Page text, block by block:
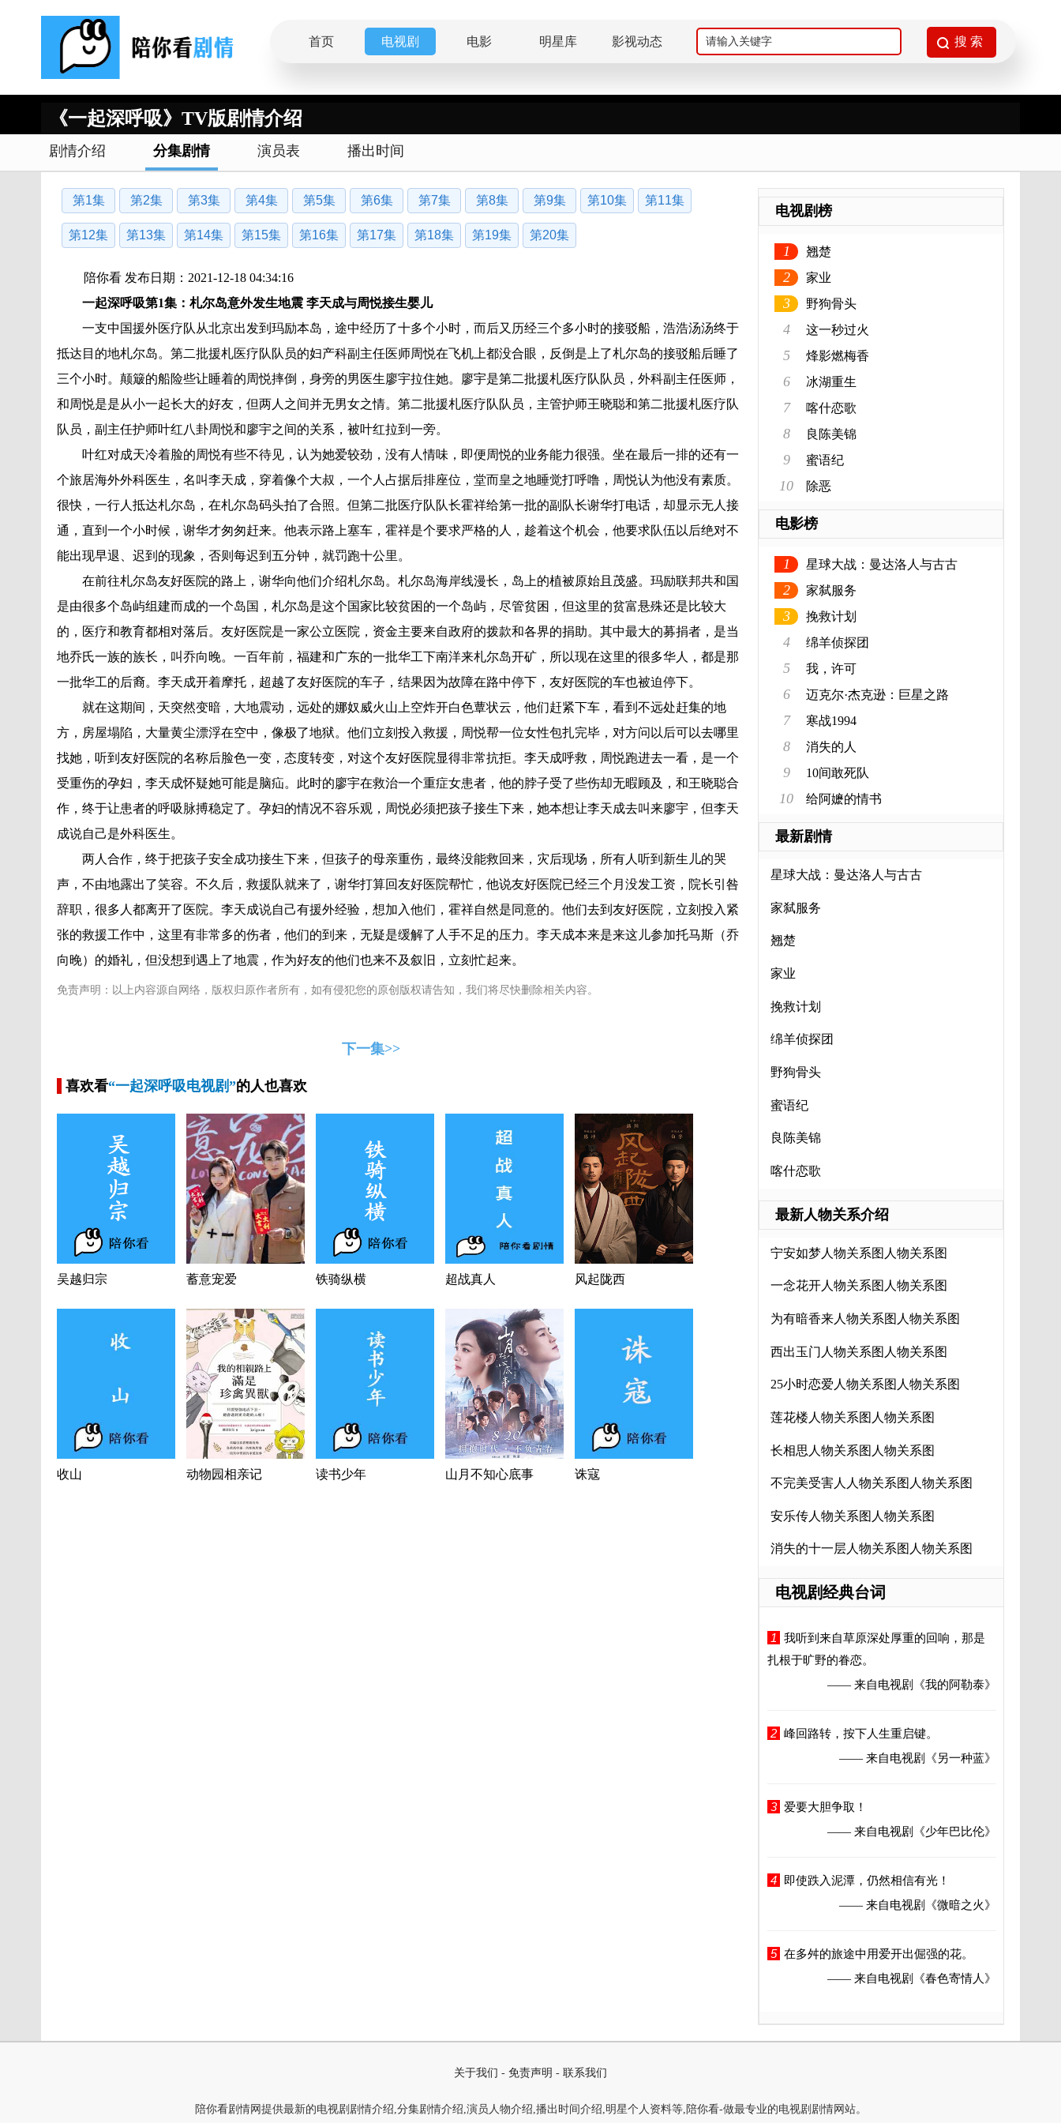
首页 电视剧 电影 明星库 影视动态
《一起深呼吸》TV版剧情介绍
剧情介绍 分集剧情 演员表 播出时间
第1集 第2集 第3集 第4集 第5集 第6集 第7集 第8集 第9集 第10集 第11集
第12集 第13集 第14集 第15集 第16集 第17集 第18集 第19集 第20集
陪你看 发布日期：2021-12-18 04:34:16
一起深呼吸第1集：札尔岛意外发生地震 李天成与周悦接生婴儿
一支中国援外医疗队从北京出发到玛励本岛，途中经历了十多个小时，而后又历经三个多小时的接驳船，浩浩汤汤终于
抵达目的地札尔岛。第二批援札医疗队队员的妇产科副主任医师周悦在飞机上都没合眼，反倒是上了札尔岛的接驳船后睡了
三个小时。颠簸的船险些让睡着的周悦摔倒，身旁的男医生廖宇拉住她。廖宇是第二批援札医疗队队员，外科副主任医师，
和周悦是是从小一起长大的好友，但两人之间并无男女之情。第二批援札医疗队队员，主管护师王晓聪和第二批援札医疗队
队员，副主任护师叶红八卦周悦和廖宇之间的关系，被叶红拉到一旁。
叶红对成天冷着脸的周悦有些不待见，认为她爱较劲，没有人情味，即便周悦的业务能力很强。坐在最后一排的还有一
个旅居海外外科医生，名叫李天成，穿着像个大叔，一个人占据后排座位，堂而皇之地睡觉打呼噜，周悦认为他没有素质。
很快，一行人抵达札尔岛，在札尔岛码头拍了合照。但第二批医疗队队长霍祥给第一批的副队长谢华打电话，却显示无人接
通，直到一个小时候，谢华才匆匆赶来。他表示路上塞车，霍祥是个要求严格的人，趁着这个机会，他要求队伍以后绝对不
能出现早退、迟到的现象，否则每迟到五分钟，就罚跑十公里。
在前往札尔岛友好医院的路上，谢华向他们介绍札尔岛。札尔岛海岸线漫长，岛上的植被原始且茂盛。玛励联邦共和国
是由很多个岛屿组建而成的一个岛国，札尔岛是这个国家比较贫困的一个岛屿，尽管贫困，但这里的贫富悬殊还是比较大
的，医疗和教育都相对落后。友好医院是一家公立医院，资金主要来自政府的拨款和各界的捐助。其中最大的募捐者，是当
地乔氏一族的族长，叫乔向晚。一百年前，福建和广东的一批华工下南洋来札尔岛开矿，所以现在这里的很多华人，都是那
一批华工的后裔。李天成开着摩托，超越了友好医院的车子，结果因为故障在路中停下，友好医院的车也被迫停下。
就在这期间，天突然变暗，大地震动，远处的娜奴威火山上空炸开白色蕈状云，他们赶紧下车，看到不远处赶集的地
方，房屋塌陷，大量黄尘漂浮在空中，像极了地狱。他们立刻投入救援，周悦帮一位女性包扎完毕，对方问以后可以去哪里
找她，听到友好医院的名称后脸色一变，态度转变，对这个友好医院显得非常抗拒。李天成呼救，周悦跑进去一看，是一个
受重伤的孕妇，李天成怀疑她可能是脑疝。此时的廖宇在救治一个重症女患者，他的脖子受了些伤却无暇顾及，和王晓聪合
作，终于让患者的呼吸脉搏稳定了。孕妇的情况不容乐观，周悦必须把孩子接生下来，她本想让李天成去叫来廖宇，但李天
成说自己是外科医生。
两人合作，终于把孩子安全成功接生下来，但孩子的母亲重伤，最终没能救回来，灾后现场，所有人听到新生儿的哭
声，不由地露出了笑容。不久后，救援队就来了，谢华打算回友好医院帮忙，他说友好医院已经三个月没发工资，院长引咎
辞职，很多人都离开了医院。李天成说自己有援外经验，想加入他们，霍祥自然是同意的。他们去到友好医院，立刻投入紧
张的救援工作中，这里有非常多的伤者，他们的到来，无疑是缓解了人手不足的压力。李天成本来是来这儿参加托马斯（乔
向晚）的婚礼，但没想到遇上了地震，作为好友的他们也来不及叙旧，立刻忙起来。
免责声明：以上内容源自网络，版权归原作者所有，如有侵犯您的原创版权请告知，我们将尽快删除相关内容。
下一集>>
喜欢看“一起深呼吸电视剧”的人也喜欢
吴越归宗 蓄意宠爱 铁骑纵横 超战真人 风起陇西
收山 动物园相亲记 读书少年 山月不知心底事 诛寇
电视剧榜
1 翘楚
2 家业
3 野狗骨头
4 这一秒过火
5 烽影燃梅香
6 冰湖重生
7 喀什恋歌
8 良陈美锦
9 蜜语纪
10 除恶
电影榜
1 星球大战：曼达洛人与古古
2 家弑服务
3 挽救计划
4 绵羊侦探团
5 我，许可
6 迈克尔·杰克逊：巨星之路
7 寒战1994
8 消失的人
9 10间敢死队
10 给阿嬷的情书
最新剧情
星球大战：曼达洛人与古古
家弑服务
翘楚
家业
挽救计划
绵羊侦探团
野狗骨头
蜜语纪
良陈美锦
喀什恋歌
最新人物关系介绍
宁安如梦人物关系图人物关系图
一念花开人物关系图人物关系图
为有暗香来人物关系图人物关系图
西出玉门人物关系图人物关系图
25小时恋爱人物关系图人物关系图
莲花楼人物关系图人物关系图
长相思人物关系图人物关系图
不完美受害人人物关系图人物关系图
安乐传人物关系图人物关系图
消失的十一层人物关系图人物关系图
电视剧经典台词
1
我听到来自草原深处厚重的回响，那是
扎根于旷野的眷恋。
—— 来自电视剧
《我的阿勒泰》
2 峰回路转，按下人生重启键。
—— 来自电视剧
《另一种蓝》
3
爱要大胆争取！
—— 来自电视剧
《少年巴比伦》
4
即使跌入泥潭，仍然相信有光！
—— 来自电视剧
《微暗之火》
5 在多舛的旅途中用爱开出倔强的花。
—— 来自电视剧
《春色寄情人》
关于我们 - 免责声明 - 联系我们
陪你看剧情网提供最新的电视剧剧情介绍,分集剧情介绍,演员人物介绍,播出时间介绍,明星个人资料等,陪你看-做最专业的电视剧剧情网站。